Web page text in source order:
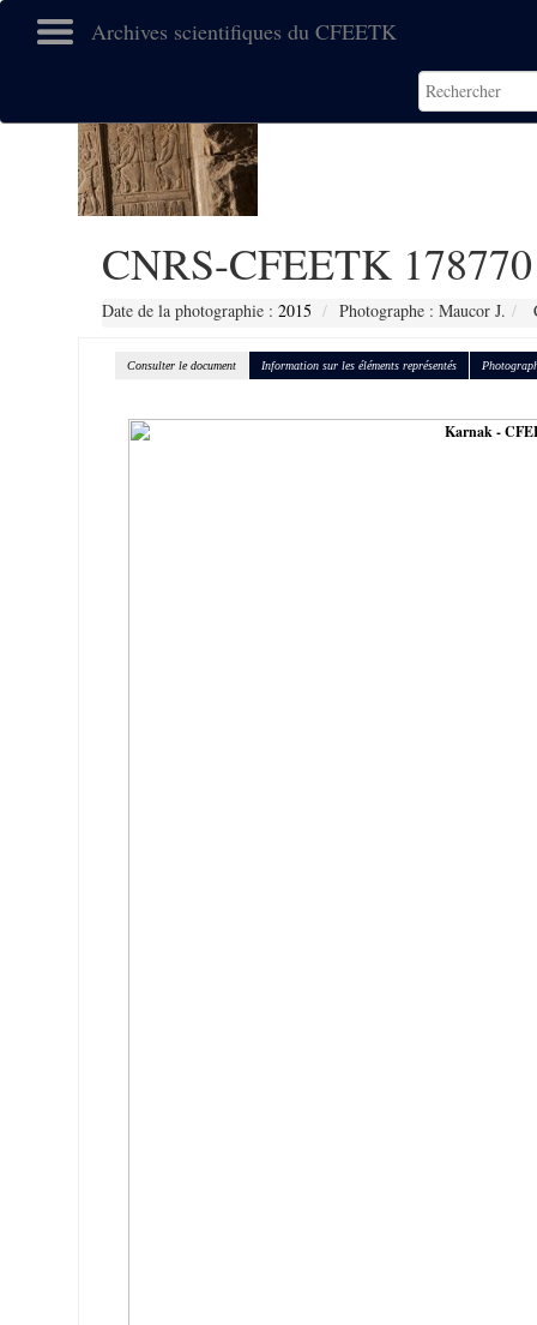
Archives scientifiques du CFEETK
CNRS-CFEETK 178770
Date de la photographie : 2015 Photographe : Maucor J.
Consulter le document Information sur les éléments représentés